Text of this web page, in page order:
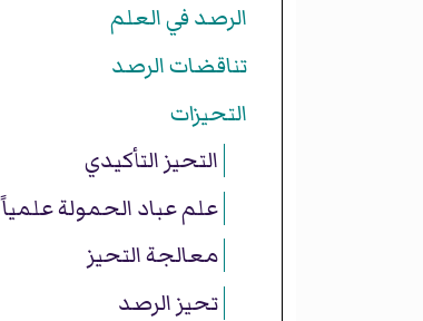
الرصد في العلم
تناقضات الرصد
التحيزات
التحيز التأكيدي
علم عباد الحمولة علمياً
معالجة التحيز
تحيز الرصد